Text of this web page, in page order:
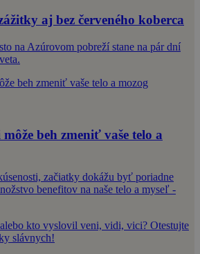
aj bez červeného koberca
na Azúrovom pobreží stane na pár dní
beh zmeniť vaše telo a
začiatky dokážu byť poriadne
benefitov na naše telo a myseľ -